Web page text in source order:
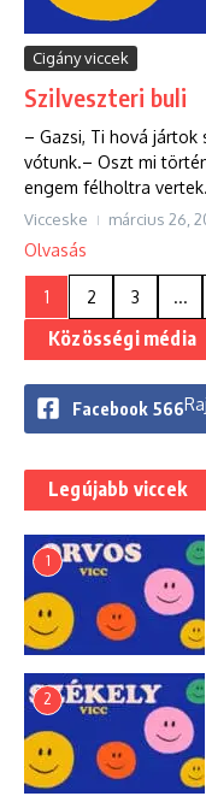
Cigány viccek
Szilveszteri buli
– Gazsi, Ti hová
vótunk.– Oszt mi
engem félholtra
Vicceske március 26,
Olvasás
1 2 3 ...
Közösségi média
Facebook 566
Legújabb viccek
1
2